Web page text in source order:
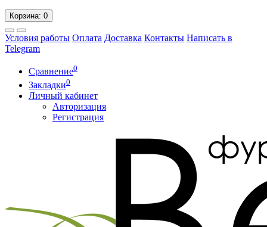
Корзина: 0
Условия работы Оплата Доставка Контакты Написать в
Telegram
Сравнение0
Закладки0
Личный кабинет
Авторизация
Регистрация